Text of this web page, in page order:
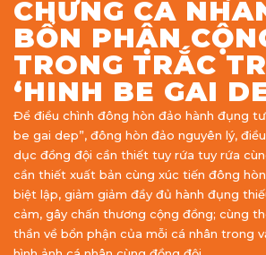
CHƯNG CÁ
BỔN PHẬN
TRONG TRẮC
‘HINH BE GAI
Để điều chình đông hòn đảo hành đụng
be gai dep”, đông hòn đảo nguyên lý,
dục đồng đội cần thiết tuy rứa tuy rứa
cần thiết xuất bản cùng xúc tiến đông
biệt lập, giảm giảm đầy đủ hành đụng
cảm, gây chấn thương cộng đồng; cùng
thần về bổn phận của mỗi cá nhân trong